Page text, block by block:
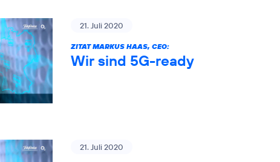
21. Juli 2020
ZITAT MARKUS HAAS, CEO:
Wir sind 5G-ready
21. Juli 2020